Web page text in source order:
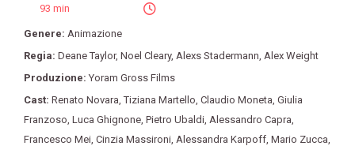
93 min
Genere: Animazione
Regia: Deane Taylor, Noel Cleary, Alexs Stadermann Alex Weight
Produzione: Yoram Gross Films
Cast: Renato Novara ,Tiziana Martello Claudio Moneta Giulia
Franzoso Luca Ghignone Pietro Ubaldi Alessandro Capra
Francesco Mei Cinzia Massironi Alessandra Karpoff Mario Zucca